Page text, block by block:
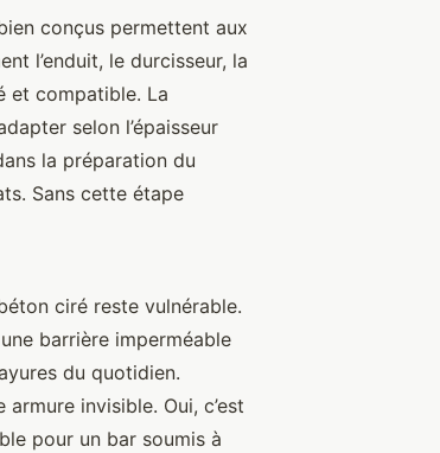
conçus permettent aux
l’enduit, le durcisseur, la
et compatible. La
selon l’épaisseur
la préparation du
Sans cette étape
ciré reste vulnérable.
barrière imperméable
du quotidien.
invisible. Oui, c’est
pour un bar soumis à